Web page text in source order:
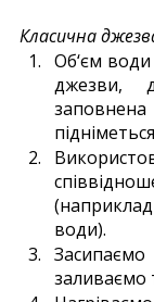
Класична
Об‘єм води
джезви,
заповнена
води).